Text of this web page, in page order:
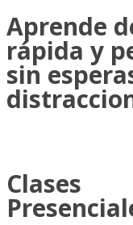
Aprende
rápida y
sin
Clases